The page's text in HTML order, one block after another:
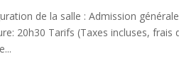
de la salle : Admission
20h30 Tarifs (Taxes incluses, frais